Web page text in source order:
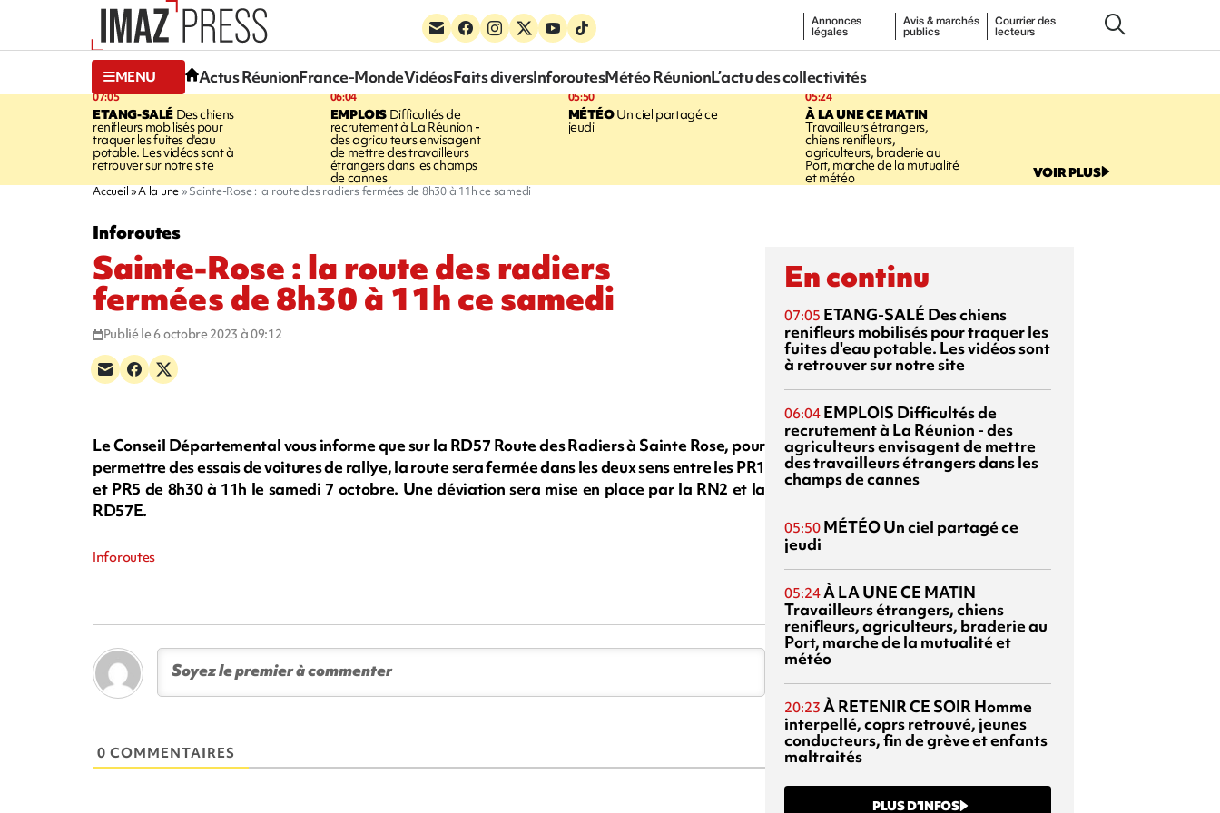
Annonces
légales
Avis & marchés
publics
Courrier des
lecteurs
MENU Actus RéunionFrance-MondeVidéosFaits diversInforoutesMétéo RéunionL’actu des collectivités
07:05
ETANG-SALÉ Des chiens
renifleurs mobilisés pour
traquer les fuites d'eau
potable. Les vidéos sont à
retrouver sur notre site
06:04
EMPLOIS Difficultés de
recrutement à La Réunion -
des agriculteurs envisagent
de mettre des travailleurs
étrangers dans les champs
de cannes
05:50
MÉTÉOUn ciel partagé ce
jeudi
05:24
À LA UNE CE MATIN
Travailleurs étrangers,
chiens renifleurs,
agriculteurs, braderie au
Port, marche de la mutualité
et météo VOIR PLUS
Accueil A la une Sainte-Rose : la route des radiers fermées de 8h30 à 11h ce samedi
Inforoutes
Sainte-Rose : la route des radiers
fermées de 8h30 à 11h ce samedi
Publié le 6 octobre 2023 à 09:12
Le Conseil Départemental vous informe que sur la RD57 Route des Radiers à Sainte Rose, pour
permettre des essais de voitures de rallye, la route sera fermée dans les deux sens entre les PR1
et PR5 de 8h30 à 11h le samedi 7 octobre. Une déviation sera mise en place par la RN2 et la
RD57E.
Inforoutes
0 COMMENTAIRES
En continu
07:05 ETANG-SALÉ Des chiens
renifleurs mobilisés pour traquer les
fuites d'eau potable. Les vidéos sont
à retrouver sur notre site
06:04 EMPLOIS Difficultés de
recrutement à La Réunion - des
agriculteurs envisagent de mettre
des travailleurs étrangers dans les
champs de cannes
05:50 MÉTÉOUn ciel partagé ce
jeudi
05:24À LA UNE CE MATIN
Travailleurs étrangers, chiens
renifleurs, agriculteurs, braderie au
Port, marche de la mutualité et
météo
20:23 À RETENIR CE SOIR Homme
interpellé, coprs retrouvé, jeunes
conducteurs, fin de grève et enfants
maltraités
PLUS D’INFOS